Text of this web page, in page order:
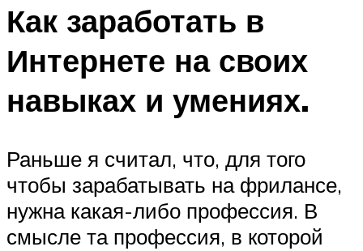
Как заработать в
Интернете на своих
навыках и умениях.
Раньше я считал, что, для того
чтобы зарабатывать на фрилансе,
нужна какая-либо профессия. В
смысле та профессия, в которой